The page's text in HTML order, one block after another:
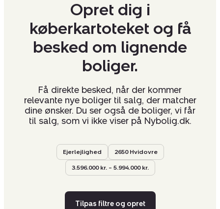
Opret dig i
køberkartoteket og få
besked om lignende
boliger.
Få direkte besked, når der kommer
relevante nye boliger til salg, der matcher
dine ønsker. Du ser også de boliger, vi får
til salg, som vi ikke viser på Nybolig.dk.
Ejerlejlighed 2650 Hvidovre
3.596.000 kr. – 5.994.000 kr.
Tilpas filtre og opret